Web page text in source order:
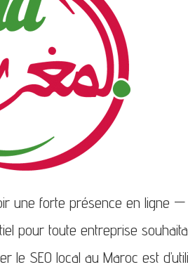
une forte présence en ligne
pour toute entreprise
le SEO local au Maroc est